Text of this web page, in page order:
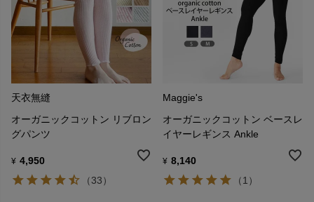
天衣無縫
オーガニックコットン リブロン
グパンツ
¥ 4,950
（33）
Maggie's
オーガニックコットン ベースレ
イヤーレギンス Ankle
¥ 8,140
（1）